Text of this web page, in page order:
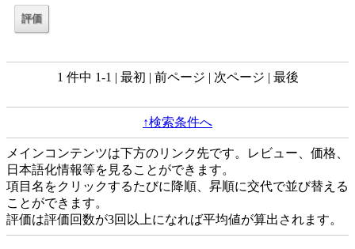
1 件中 1-1 | 最初 | 前ページ | 次ページ | 最後
↑検索条件へ
メインコンテンツは下方のリンク先です。レビュー、価格、
日本語化情報等を見ることができます。
項目名をクリックするたびに降順、昇順に交代で並び替える
ことができます。
評価は評価回数が3回以上になれば平均値が算出されます。